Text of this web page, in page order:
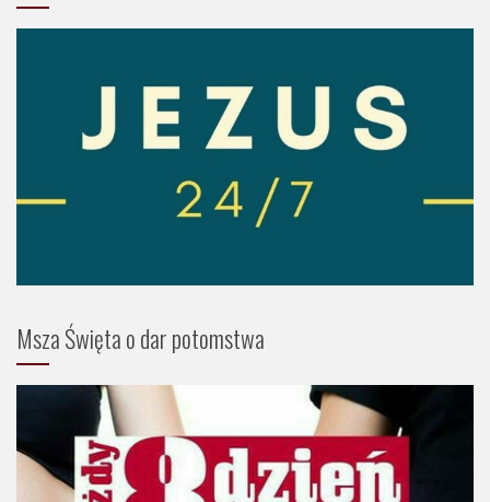
Msza Święta o dar potomstwa